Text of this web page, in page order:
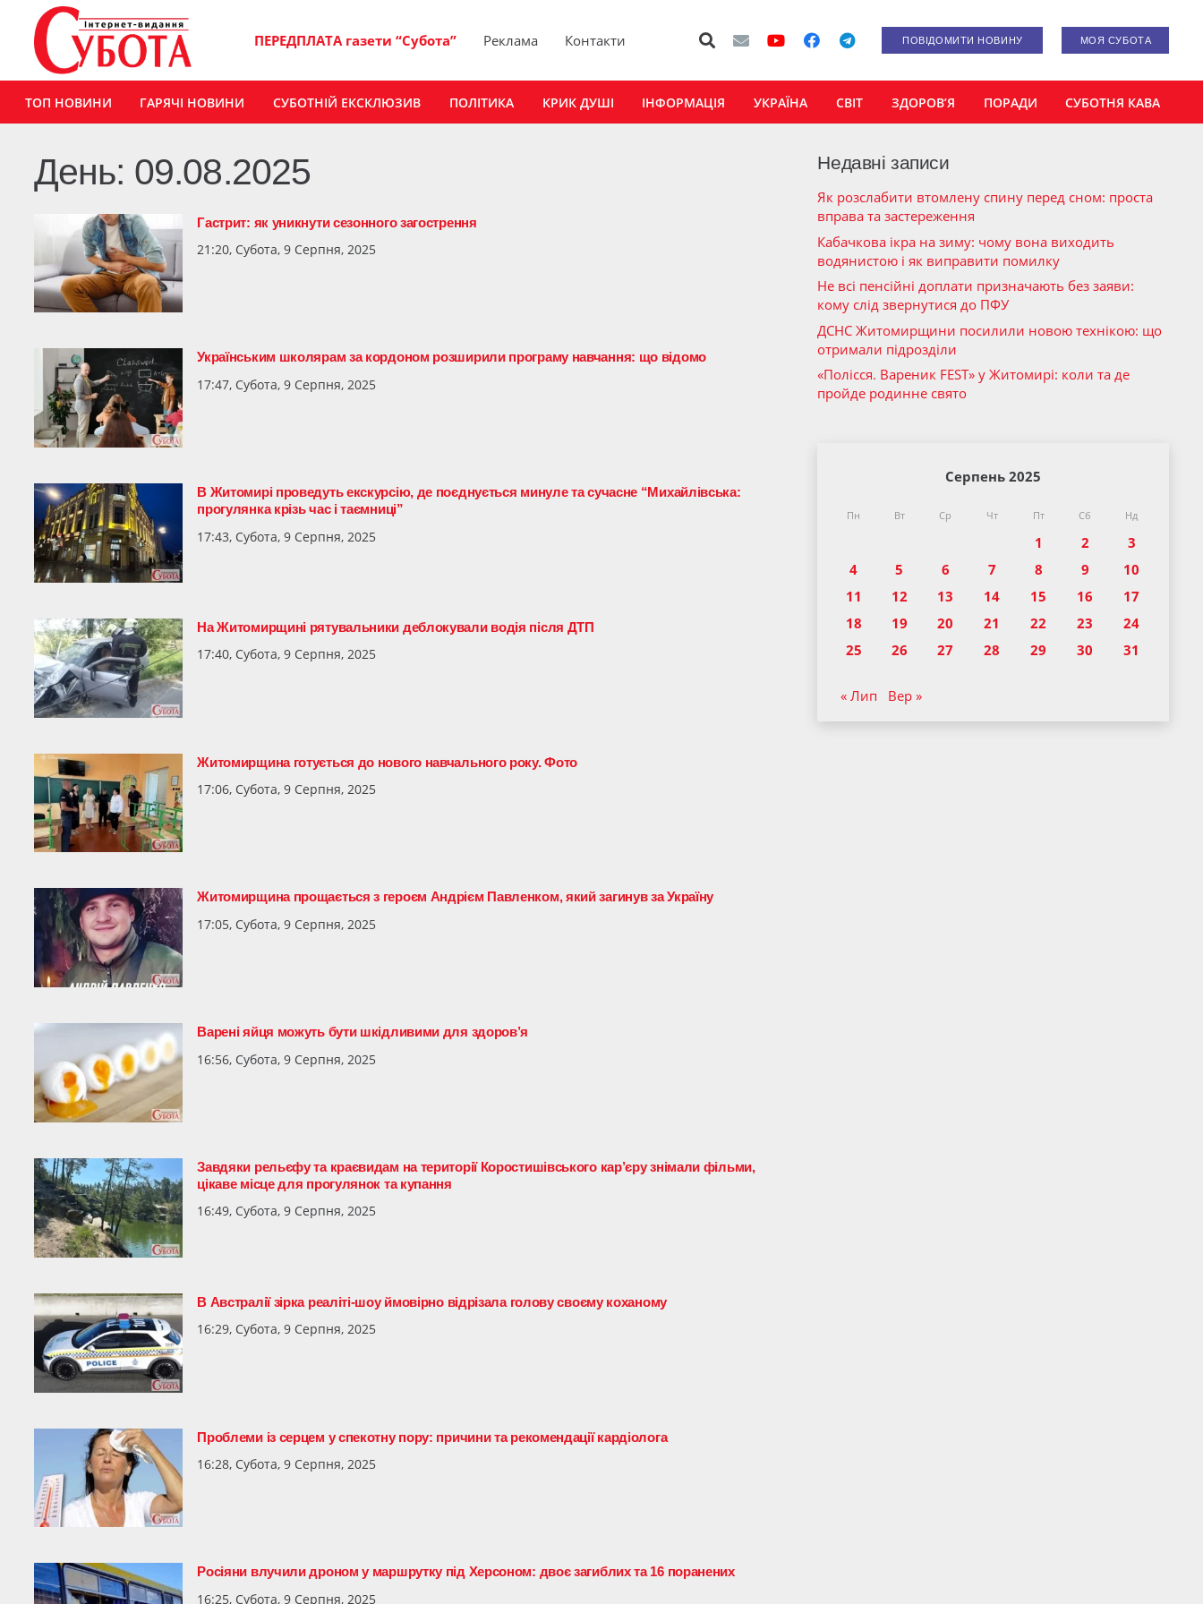
ПЕРЕДПЛАТА газети “Субота” Реклама Контакти ПОВІДОМИТИ НОВИНУ МОЯ СУБОТА
ТОП НОВИНИ ГАРЯЧІ НОВИНИ СУБОТНІЙ ЕКСКЛЮЗИВ ПОЛІТИКА КРИК ДУШІ ІНФОРМАЦІЯ УКРАЇНА СВІТ ЗДОРОВ’Я ПОРАДИ СУБОТНЯ КАВА
День: 09.08.2025
Гастрит: як уникнути сезонного загострення
21:20, Субота, 9 Серпня, 2025
Українським школярам за кордоном розширили програму навчання: що відомо
17:47, Субота, 9 Серпня, 2025
В Житомирі проведуть екскурсію, де поєднується минуле та сучасне “Михайлівська:
прогулянка крізь час і таємниці”
17:43, Субота, 9 Серпня, 2025
На Житомирщині рятувальники деблокували водія після ДТП
17:40, Субота, 9 Серпня, 2025
Житомирщина готується до нового навчального року. Фото
17:06, Субота, 9 Серпня, 2025
Житомирщина прощається з героєм Андрієм Павленком, який загинув за Україну
17:05, Субота, 9 Серпня, 2025
Варені яйця можуть бути шкідливими для здоров’я
16:56, Субота, 9 Серпня, 2025
Завдяки рельєфу та краєвидам на території Коростишівського кар’єру знімали фільми,
цікаве місце для прогулянок та купання
16:49, Субота, 9 Серпня, 2025
В Австралії зірка реаліті-шоу ймовірно відрізала голову своєму коханому
16:29, Субота, 9 Серпня, 2025
Проблеми із серцем у спекотну пору: причини та рекомендації кардіолога
16:28, Субота, 9 Серпня, 2025
Росіяни влучили дроном у маршрутку під Херсоном: двоє загиблих та 16 поранених
16:25, Субота, 9 Серпня, 2025
Недавні записи
Як розслабити втомлену спину перед сном: проста
вправа та застереження
Кабачкова ікра на зиму: чому вона виходить
водянистою і як виправити помилку
Не всі пенсійні доплати призначають без заяви:
кому слід звернутися до ПФУ
ДСНС Житомирщини посилили новою технікою: що
отримали підрозділи
«Полісся. Вареник FEST» у Житомирі: коли та де
пройде родинне свято
Серпень 2025
Пн Вт Ср Чт Пт Сб Нд
1 2
3
4
5 6 7 8 9
10
11
12 13 14 15 16
17
18
19 20 21 22 23
24
25
26 27 28 29 30 31
« Лип Вер »